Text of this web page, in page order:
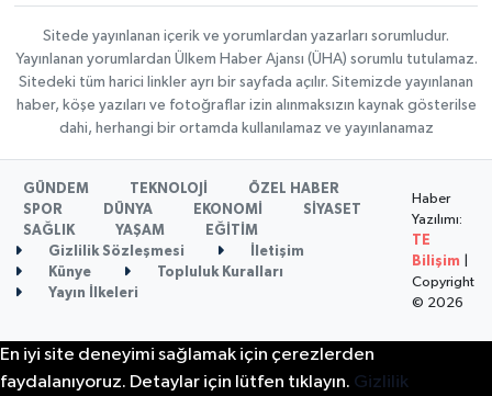
Sitede yayınlanan içerik ve yorumlardan yazarları sorumludur.
Yayınlanan yorumlardan Ülkem Haber Ajansı (ÜHA) sorumlu tutulamaz.
Sitedeki tüm harici linkler ayrı bir sayfada açılır. Sitemizde yayınlanan
haber, köşe yazıları ve fotoğraflar izin alınmaksızın kaynak gösterilse
dahi, herhangi bir ortamda kullanılamaz ve yayınlanamaz
GÜNDEM TEKNOLOJİ
ÖZEL HABER
SPOR
DÜNYA EKONOMİ
SİYASET
SAĞLIK
YAŞAM
EĞİTİM
Gizlilik Sözleşmesi
İletişim
Künye
Topluluk Kuralları
Yayın İlkeleri
Haber
Yazılımı:
TE
Bilişim
Copyright
© 2026
En iyi site deneyimi sağlamak için çerezlerden
faydalanıyoruz. Detaylar için lütfen tıklayın. Gizlilik